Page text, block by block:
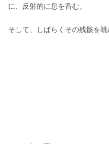
に、反射的に息を呑む。
そして、しばらくその残骸を眺